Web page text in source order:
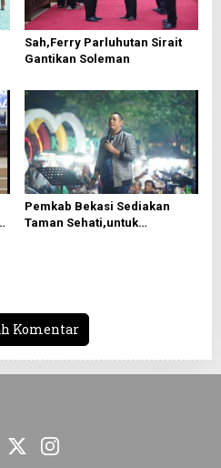
Sah,Ferry Parluhutan Sirait
Gantikan Soleman
Pemkab Bekasi Sediakan
Taman Sehati,untuk
Komentar